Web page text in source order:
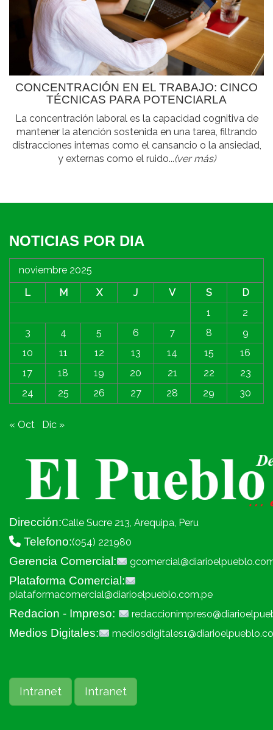
CONCENTRACIÓN EN EL TRABAJO: CINCO
TÉCNICAS PARA POTENCIARLA
La concentración laboral es la capacidad cognitiva de
mantener la atención sostenida en una tarea, filtrando
distracciones internas como el cansancio o la ansiedad,
y externas como el ruido...(ver más)
NOTICIAS POR DIA
noviembre 2025
L
M X J V S
D
1
2
3
4 5 6 7 8
9
10
11 12 13 14 15
16
17
18 19 20 21 22
23
24
25 26 27 28 29 30
« Oct Dic »
Dirección:Calle Sucre 213, Arequipa, Peru
Telefono:(054) 221980
Gerencia Comercial:
Plataforma Comercial:
plataformacomercial@diarioelpueblo.com.pe
Redacion - Impreso:
Medios Digitales:
Intranet Intranet